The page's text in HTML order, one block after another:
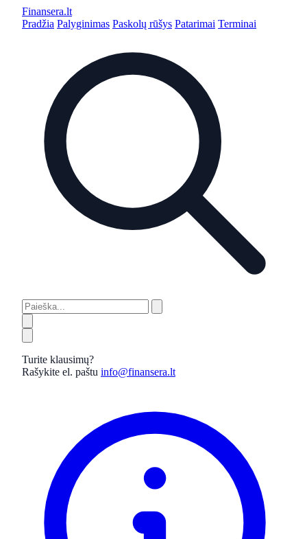
Finansera.lt
Pradžia Palyginimas Paskolų rūšys Patarimai Terminai
Turite klausimų?
Rašykite el. paštu info@finansera.lt